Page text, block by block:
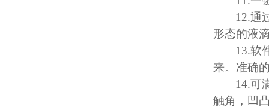
12.通
形态的液
13.软
来。准确
14.可
触角，凹